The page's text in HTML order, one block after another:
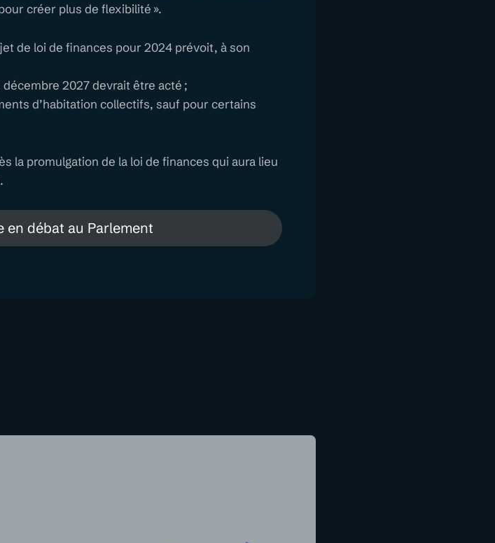
créer plus de flexibilité ».
de loi de finances pour 2024 prévoit, à son
2027 devrait être acté ;
d’habitation collectifs, sauf pour certains
la promulgation de la loi de finances qui aura lieu
en débat au Parlement